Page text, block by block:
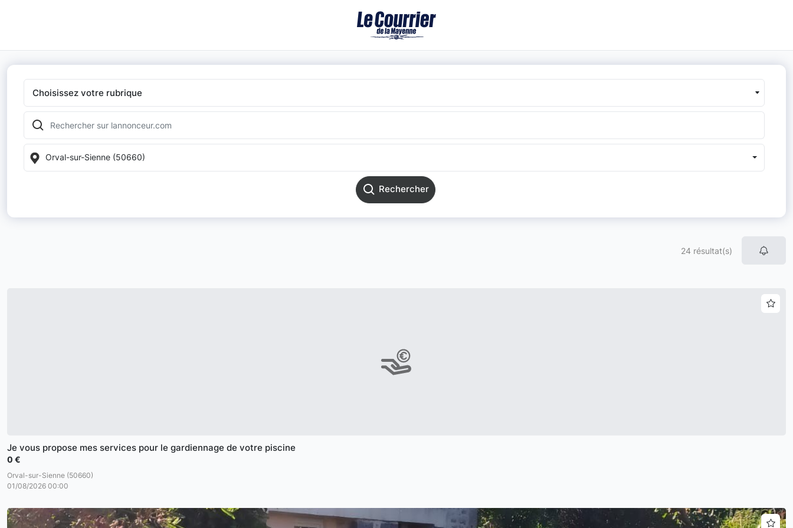
Choisissez votre rubrique
Orval-sur-Sienne (50660)
Rechercher
24 résultat(s)
Je vous propose mes services pour le gardiennage de votre piscine
0 €
Orval-sur-Sienne (50660)
01/08/2026 00:00